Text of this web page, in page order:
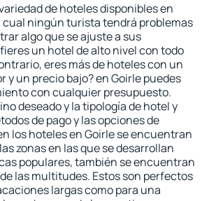
de hoteles disponibles en
cual ningún turista tendrá problemas
algo que se ajuste a sus
un hotel de alto nivel con todo
eres más de hoteles con un
y un precio bajo? en Goirle puedes
con cualquier presupuesto.
deseado y la tipología de hotel y
de pago y las opciones de
los hoteles en Goirle se encuentran
zonas en las que se desarrollan
populares, también se encuentran
las multitudes. Estos son perfectos
largas como para una